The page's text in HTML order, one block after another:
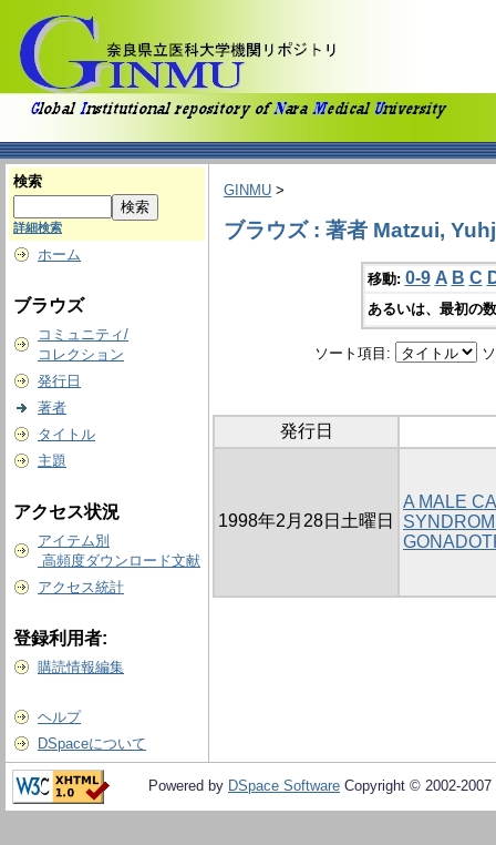
検索
詳細検索
ホーム
ブラウズ
コミュニティ/
コレクション
発行日
著者
タイトル
主題
アクセス状況
アイテム別
高頻度ダウンロード文献
アクセス統計
登録利用者:
購読情報編集
ヘルプ
DSpaceについて
GINMU >
ブラウズ : 著者 Matzui,
移動: 0-9 A B C
あるいは、最初の
ソート項目:
発行日
1998年2月28日土曜日
A MALE
Powered by DSpace Software Copyright © 2002-2007